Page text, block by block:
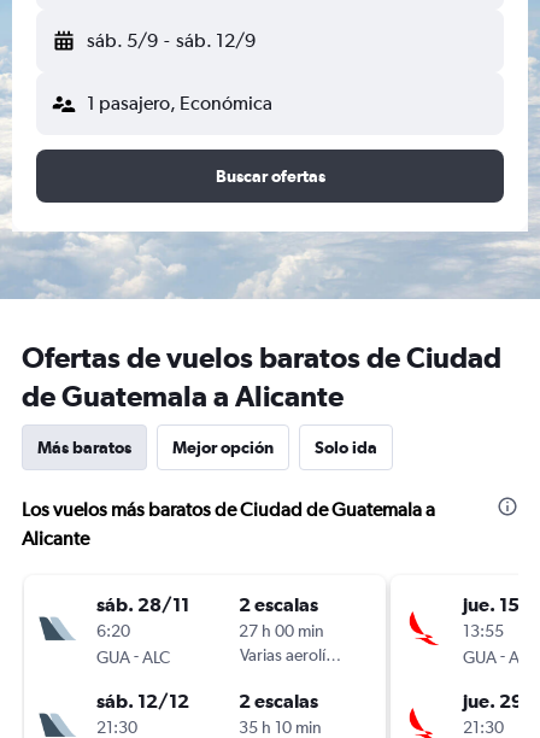
sáb. 5/9 - sáb. 12/9
1 pasajero, Económica
Buscar ofertas
Ofertas de vuelos baratos de Ciudad
de Guatemala a Alicante
Más baratos Mejor opción Solo ida
Los vuelos más baratos de Ciudad de Guatemala a
Alicante
sáb. 28/11
6:20
GUA-ALC
2 escalas
27 h 00 min
Varias aerolíneas
sáb. 12/12
21:30
2 escalas
35 h 10 min
jue. 15/
13:55
GUA-ALC
jue. 29/
21:30